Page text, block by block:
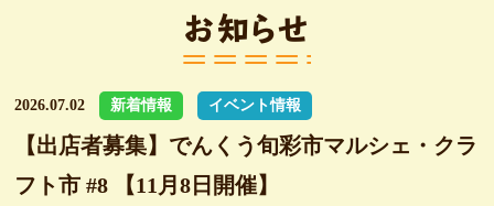
お知らせ
2026.07.02 新着情報 イベント情報
【出店者募集】でんくう旬彩市マルシェ・クラ
フト市 #8 【11月8日開催】